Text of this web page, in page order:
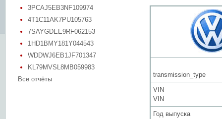
3PCAJ5EB3NF109974
4T1C11AK7PU105763
7SAYGDEE9RF062153
1HD1BMY181Y044543
WDDWJ6EB1JF701347
KL79MVSL8MB059983
Все отчёты
transmission_type
VIN
VIN
Год выпуска